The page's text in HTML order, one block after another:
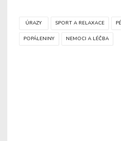
ÚRAZY SPORT A RELAXACE
POPÁLENINY NEMOCI A LÉČBA